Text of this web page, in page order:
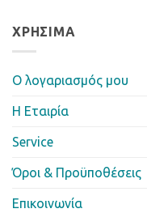
ΧΡΉΣΙΜΑ
Ο λογαριασμός μου
Η Eταιρία
Service
Όροι & Προϋποθέσεις
Επικοινωνία